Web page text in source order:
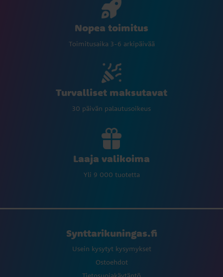
Nopea toimitus
Toimitusaika 3-6 arkipäivää
Turvalliset maksutavat
30 päivän palautusoikeus
Laaja valikoima
Yli 9 000 tuotetta
Synttarikuningas.fi
Usein kysytyt kysymykset
Ostoehdot